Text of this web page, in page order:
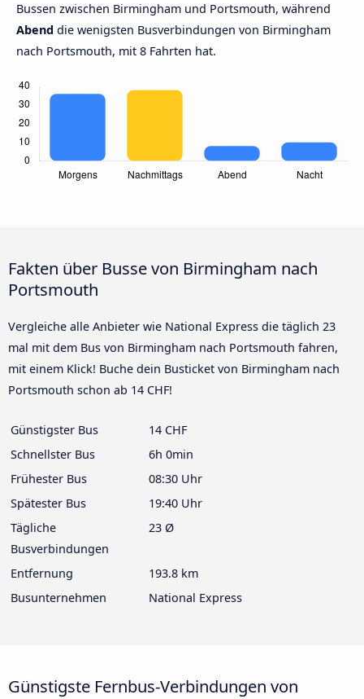
Bussen zwischen Birmingham und Portsmouth, während
Abend die wenigsten Busverbindungen von Birmingham
nach Portsmouth, mit 8 Fahrten hat.
Fakten über Busse von Birmingham nach
Portsmouth
Vergleiche alle Anbieter wie National Express die täglich 23
mal mit dem Bus von Birmingham nach Portsmouth fahren,
mit einem Klick! Buche dein Busticket von Birmingham nach
Portsmouth schon ab 14 CHF!
Günstigster Bus
14 CHF
Schnellster Bus
6h 0min
Frühester Bus
08:30 Uhr
Spätester Bus
19:40 Uhr
Tägliche
Busverbindungen
23 Ø
Entfernung
193.8 km
Busunternehmen
National Express
Günstigste Fernbus-Verbindungen von